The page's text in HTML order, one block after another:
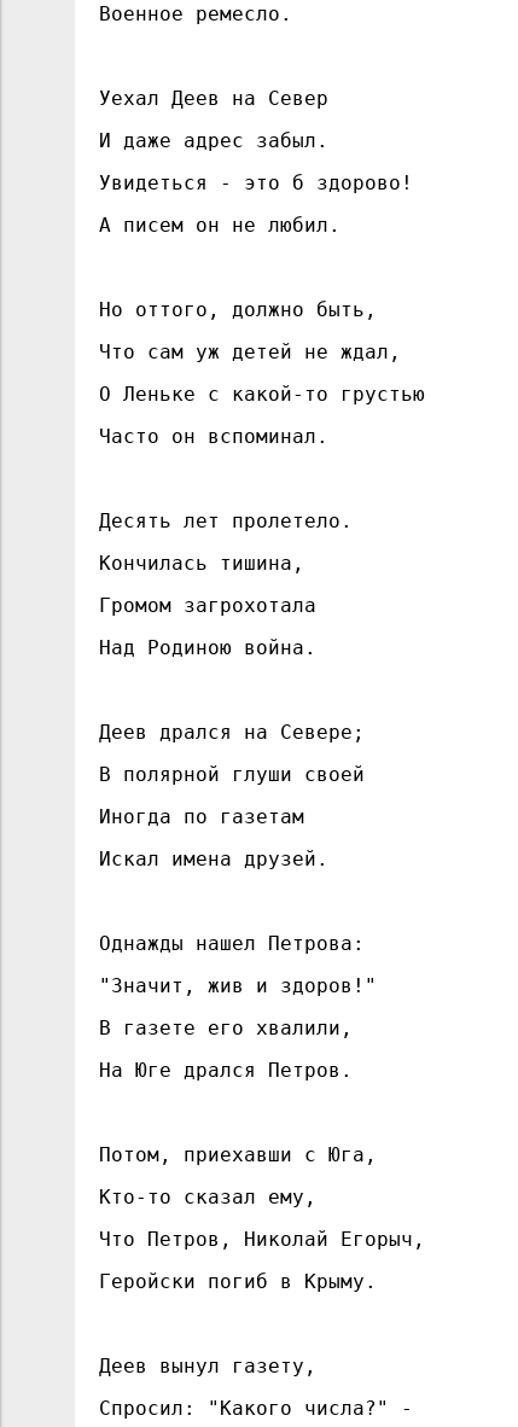
Военное ремесло.
Уехал Деев на Север
И даже адрес забыл.
Увидеться - это б здорово!
А писем он не любил.
Но оттого, должно быть,
Что сам уж детей не ждал,
О Леньке с какой-то грустью
Часто он вспоминал.
Десять лет пролетело.
Кончилась тишина,
Громом загрохотала
Над Родиною война.
Деев дрался на Севере;
В полярной глуши своей
Иногда по газетам
Искал имена друзей.
Однажды нашел Петрова:
"Значит, жив и здоров!"
В газете его хвалили,
На Юге дрался Петров.
Потом, приехавши с Юга,
Кто-то сказал ему,
Что Петров, Николай Егорыч,
Геройски погиб в Крыму.
Деев вынул газету,
Спросил: "Какого числа?" -